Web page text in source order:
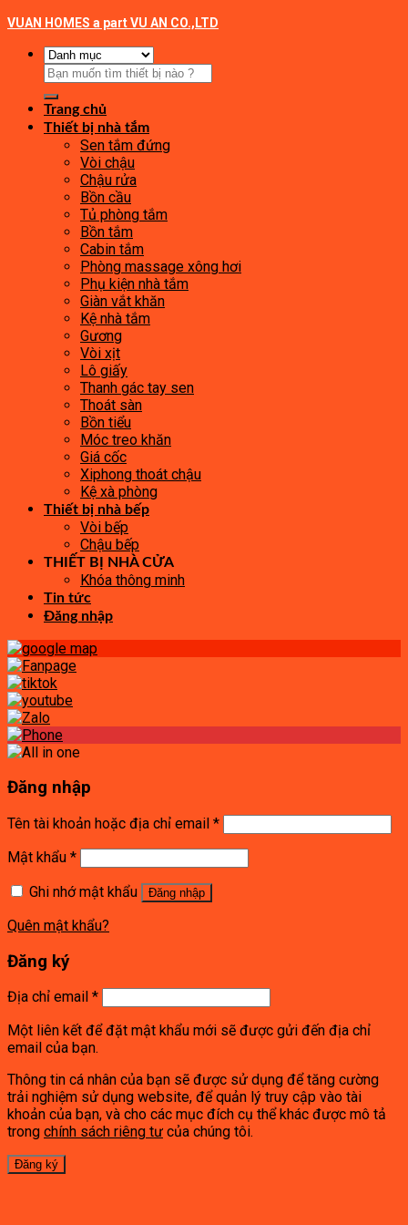
VUAN HOMES a part VU AN CO.,LTD
Tìm
kiếm:
Trang chủ
Thiết bị nhà tắm
Sen tắm đứng
Vòi chậu
Chậu rửa
Bồn cầu
Tủ phòng tắm
Bồn tắm
Cabin tắm
Phòng massage xông hơi
Phụ kiện nhà tắm
Giàn vắt khăn
Kệ nhà tắm
Gương
Vòi xịt
Lô giấy
Thanh gác tay sen
Thoát sàn
Bồn tiểu
Móc treo khăn
Giá cốc
Xiphong thoát chậu
Kệ xà phòng
Thiết bị nhà bếp
Vòi bếp
Chậu bếp
THIẾT BỊ NHÀ CỬA
Khóa thông minh
Tin tức
Đăng nhập
Đăng nhập
Tên tài khoản hoặc địa chỉ email *
Mật khẩu *
Ghi nhớ mật khẩu
Đăng nhập
Quên mật khẩu?
Đăng ký
Địa chỉ email *
Một liên kết để đặt mật khẩu mới sẽ được gửi đến địa chỉ
email của bạn.
Thông tin cá nhân của bạn sẽ được sử dụng để tăng cường
trải nghiệm sử dụng website, để quản lý truy cập vào tài
khoản của bạn, và cho các mục đích cụ thể khác được mô tả
trong chính sách riêng tư của chúng tôi.
Đăng ký